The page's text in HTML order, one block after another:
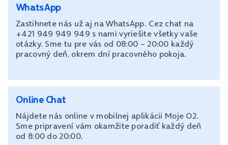
WhatsApp
Zastihnete nás už aj na WhatsApp. Cez chat na
+421 949 949 949 s nami vyriešite všetky vaše
otázky. Sme tu pre vás od 08:00 – 20:00 každý
pracovný deň, okrem dní pracovného pokoja.
Online Chat
Nájdete nás online v mobilnej aplikácii Moje O2.
Sme pripravení vám okamžite poradiť každý deň
od 8:00 do 20:00.